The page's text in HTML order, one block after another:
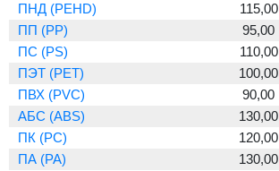
ПНД (PEHD)
115,00
ПП (PP)
95,00
ПС (PS)
110,00
ПЭТ (PET)
100,00
ПВХ (PVC)
90,00
АБС (ABS)
130,00
ПК (PC)
120,00
ПА (PA)
130,00